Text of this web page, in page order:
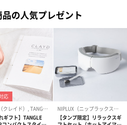
50g
日光を避け、乳幼児の手の届かないと
てください。
の人気プレゼント